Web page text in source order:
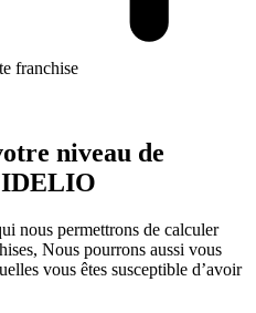
franchise
niveau de
nous permettrons de calculer
Nous pourrons aussi vous
vous êtes susceptible d’avoir